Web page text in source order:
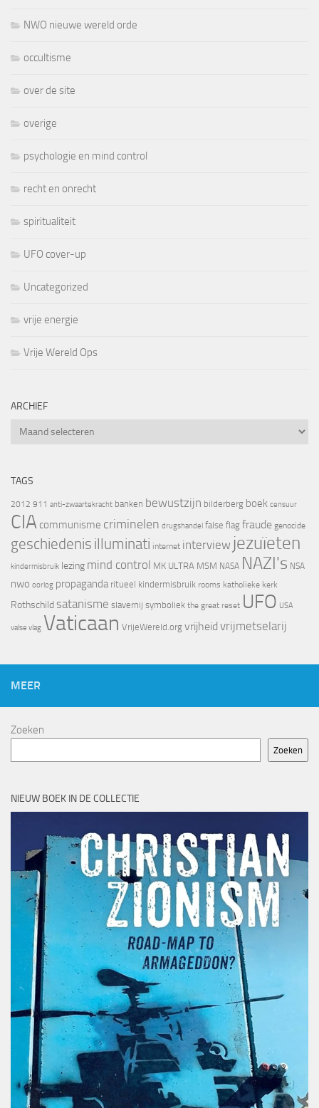
NWO nieuwe wereld orde
occultisme
over de site
overige
psychologie en mind control
recht en onrecht
spiritualiteit
UFO cover-up
Uncategorized
vrije energie
Vrije Wereld Ops
ARCHIEF
Archief
TAGS
2012 911 anti-zwaartekracht banken bewustzijn bilderberg boek censuur
CIA communisme criminelen drugshandel false flag fraude genocide
geschiedenis illuminati internet interview jezuïeten
kindermisbruik lezing mind control MK ULTRA MSM NASA NAZI's NSA
nwo oorlog propaganda ritueel kindermisbruik rooms katholieke kerk
Rothschild satanisme slavernij symboliek the great reset UFO USA
valse vlag Vaticaan VrijeWereld.org vrijheid vrijmetselarij
MEER
Zoeken
Zoeken
NIEUW BOEK IN DE COLLECTIE